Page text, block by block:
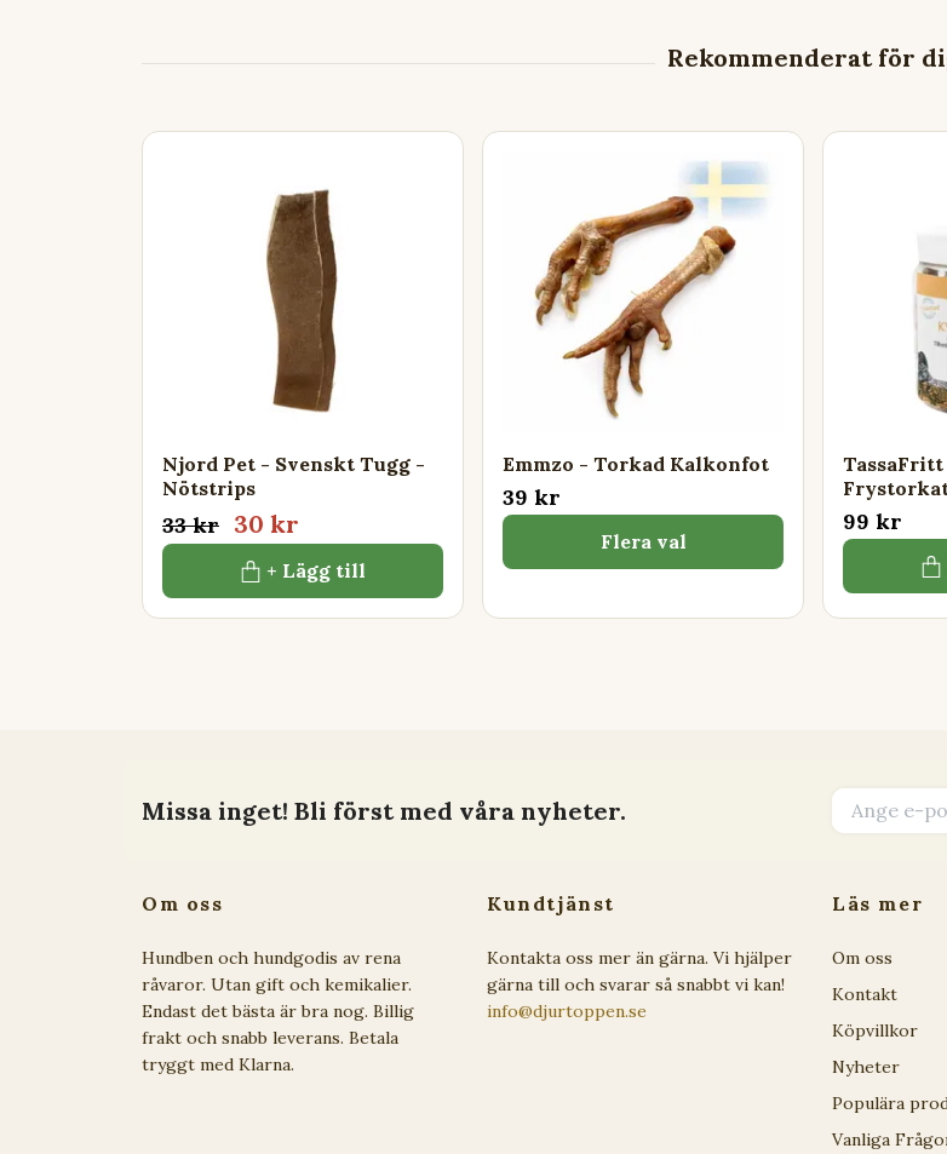
Njord Pet - Svenskt Tugg -
Nötstrips
33 kr 30 kr
+ Lägg till
Emmzo - Torkad Kalkonfot
39 kr
Flera val
99 kr
Missa inget! Bli först med våra nyheter.
Om oss
Hundben och hundgodis av rena
råvaror. Utan gift och kemikalier.
Endast det bästa är bra nog. Billig
frakt och snabb leverans. Betala
tryggt med Klarna.
Kundtjänst
Kontakta oss mer än gärna. Vi hjälper
gärna till och svarar så snabbt vi kan!
info@djurtoppen.se
Läs mer
Om oss
Kontakt
Köpvillkor
Nyheter
Populära
Vanliga